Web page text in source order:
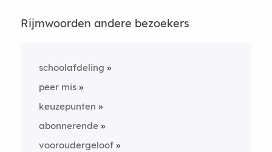
Rijmwoorden andere bezoekers
schoolafdeling
peer mis
keuzepunten
abonnerende
vooroudergeloof